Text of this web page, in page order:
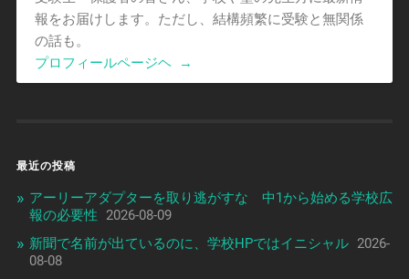
報をお届けします。ただし、結構頻繁に受験と無関係
の話も。
プロフィールページヘ
→
最近の投稿
アーリーアダプターを取り逃がすな 中1から始める学校広
報の必要性
2026-08-09
新聞で名前が出ているのに、学校HPではイニシャル 2026-
08-08